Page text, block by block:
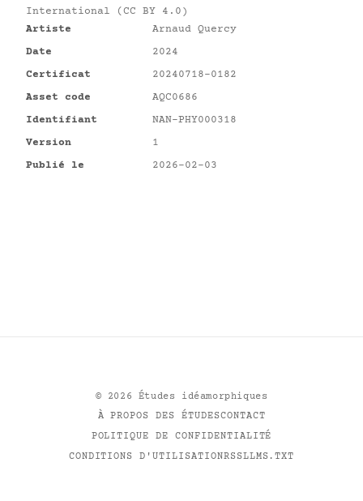
International (CC BY 4.0)
Artiste
Arnaud Quercy
Date
2024
Certificat
20240718-0182
Asset code
AQC0686
Identifiant
NAN-PHY000318
Version
1
Publié le
2026-02-03
© 2026 Études idéamorphiques
À PROPOS DES ÉTUDESCONTACT
POLITIQUE DE CONFIDENTIALITÉ
CONDITIONS D'UTILISATIONRSSLLMS.TXT